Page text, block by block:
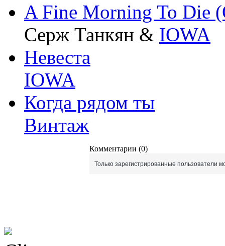
A Fine Morning To Die
Серж Танкян & IOWA
Невеста
IOWA
Когда рядом ты
Винтаж
Комментарии (0)
Только зарегистрированные пользователи